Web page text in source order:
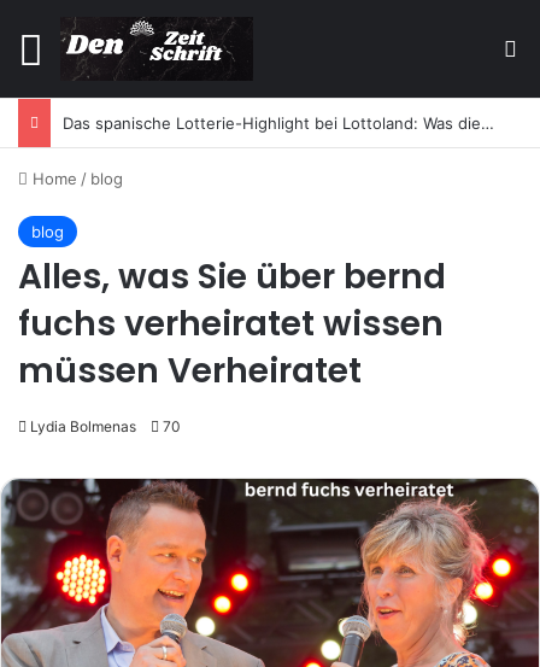
Menu
Das spanische Lotterie-Highlight bei Lottoland: Was die El Gordo Sommerlotterie so besonders macht
Home / blog
blog
Alles, was Sie über bernd
fuchs verheiratet wissen
müssen Verheiratet
Lydia Bolmenas 70